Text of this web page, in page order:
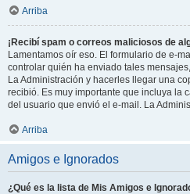
Arriba
¡Recibí spam o correos maliciosos de
Lamentamos oír eso. El formulario de e-
controlar quién ha enviado tales
La Administración y hacerles llegar una
recibió. Es muy importante que incluya la
del usuario que envió el e-mail. La
Arriba
Amigos e Ignorados
¿Qué es la lista de Mis Amigos e